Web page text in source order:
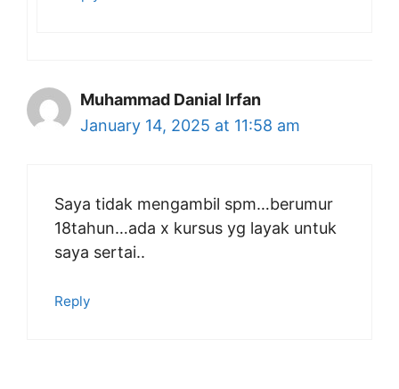
Muhammad Danial Irfan
January 14, 2025 at 11:58 am
Saya tidak mengambil spm…berumur
18tahun…ada x kursus yg layak untuk
saya sertai..
Reply